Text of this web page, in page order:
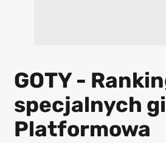
GOTY -
specjalnych
Platformowa